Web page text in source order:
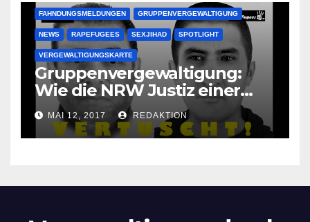
FAHNDUNGSMELDUNGEN GRUPPENVERGEWALTIGUNG
NEWS RAPEFUGEES SEXJIHAD SPOTLIGHT
VERGEWALTIGUNGSKARTE
Gruppenvergewaltigung:
Wie die NRW Justiz einer
Lokalzeitung verbietet diese
Bilder zu veröffentlichen
MAI 12, 2017 REDAKTION